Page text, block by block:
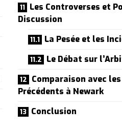
Les Controverses et
Discussion
La Pesée et les
Le Débat sur
Comparaison avec
Précédents à Newark
Conclusion